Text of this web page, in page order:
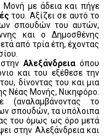
με άδεια και πήγε
του. Αξίζει σε αυτό το
σπουδών του αυτών,
και ο Δημοσθένης
από τρία έτη, έχοντας
Αλεξάνδρειαόπου
και του εξέθεσε την
δίνοντας του και μια
Νέας Μονής, Νικηφόρο.
το
σπουδών, τα υπόλοιπα
του όμως ως όρο μετά
στην Αλεξάνδρεια και